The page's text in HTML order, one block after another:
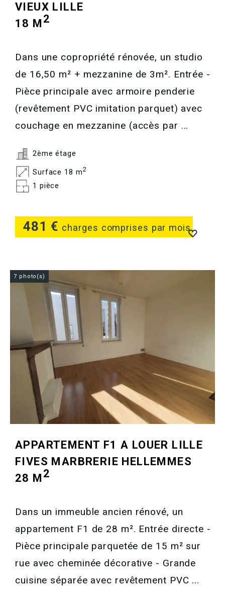
VIEUX LILLE
18 M2
481 € charges comprises par mois
Dans une copropriété rénovée, un studio
de 16,50 m² + mezzanine de 3m². Entrée -
Pièce principale avec armoire penderie
(revêtement PVC imitation parquet) avec
couchage en mezzanine (accès par ...
2ème étage
Surface 18 m2
1 pièce
7 photo(s)
APPARTEMENT F1 A LOUER LILLE
FIVES MARBRERIE HELLEMMES
28 M2
Dans un immeuble ancien rénové, un
appartement F1 de 28 m². Entrée directe -
Pièce principale parquetée de 15 m² sur
rue avec cheminée décorative - Grande
cuisine séparée avec revêtement PVC ...